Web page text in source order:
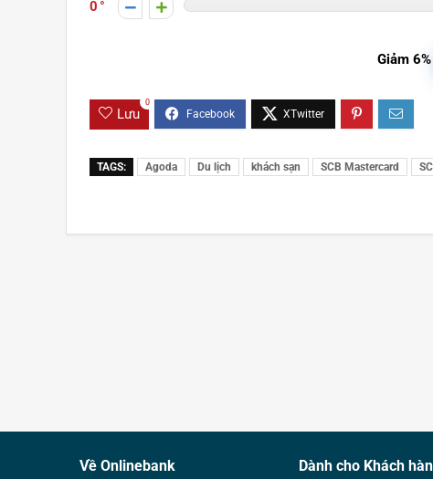
0
Giảm 6%
Lưu
0
TAGS: Agoda Du lịch khách sạn SCB Mastercard
Về Onlinebank Dành cho Khách